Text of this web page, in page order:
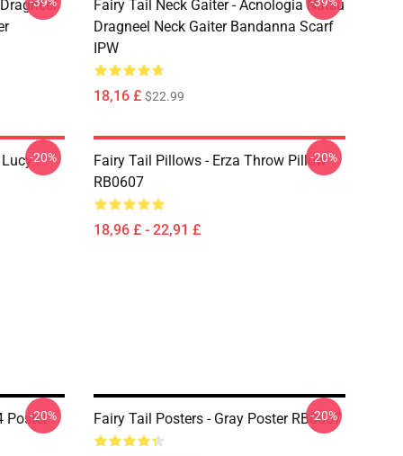
Fairy Tail Neck Gaiter - Acnologia Natsu
Dragneel Neck Gaiter Bandanna Scarf
IPW
18,16 £ $22.99
-20%
Fairy Tail Pillows - Erza Throw Pillow
RB0607
18,96 £ - 22,91 £
-20%
Poster
-20% Fairy Tail Posters - Gray Poster RB0607
-20%